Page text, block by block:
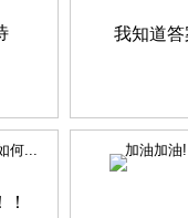
何... 加油加油!